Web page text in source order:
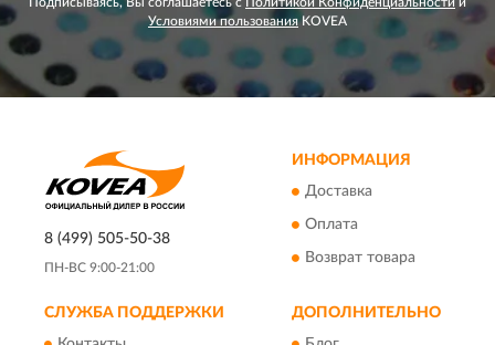
Условиями пользованияKOVEA
8 (499) 505-50-38
ПН-ВС 9:00-21:00
ИНФОРМАЦИЯ
Доставка
Оплата
Возврат товара
СЛУЖБА ПОДДЕРЖКИ ДОПОЛНИТЕЛЬНО